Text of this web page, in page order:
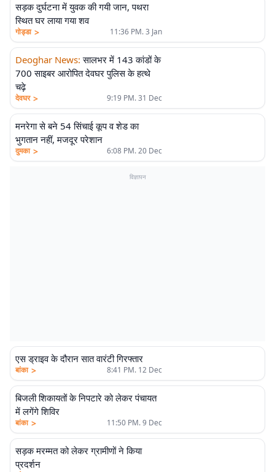
सड़क दुर्घटना में युवक की गयी जान, पथरा
स्थित घर लाया गया शव
गोड्डा > 11:36 PM. 3 Jan
Deoghar News: सालभर में 143 कांडों के
700 साइबर आरोपित देवघर पुलिस के हत्थे
चढ़े
देवघर > 9:19 PM. 31 Dec
मनरेगा से बने 54 सिंचाई कूप व शेड का
भुगतान नहीं, मजदूर परेशान
दुमका > 6:08 PM. 20 Dec
विज्ञापन
एस ड्राइव के दौरान सात वारंटी गिरफ्तार
बांका > 8:41 PM. 12 Dec
बिजली शिकायतों के निपटारे को लेकर पंचायत
में लगेंगे शिविर
बांका > 11:50 PM. 9 Dec
सड़क मरम्मत को लेकर ग्रामीणों ने किया
प्रदर्शन